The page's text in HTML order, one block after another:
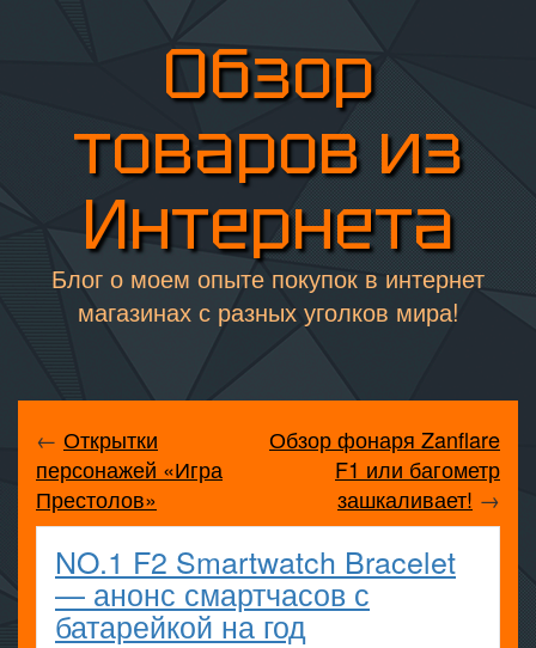
Обзор
товаров из
Интернета
Блог о моем опыте покупок в интернет
магазинах с разных уголков мира!
← Открытки
персонажей «Игра
Престолов»
Обзор фонаря Zanflare
F1 или багометр
зашкаливает! →
NO.1 F2 Smartwatch Bracelet
— анонс смартчасов с
батарейкой на год